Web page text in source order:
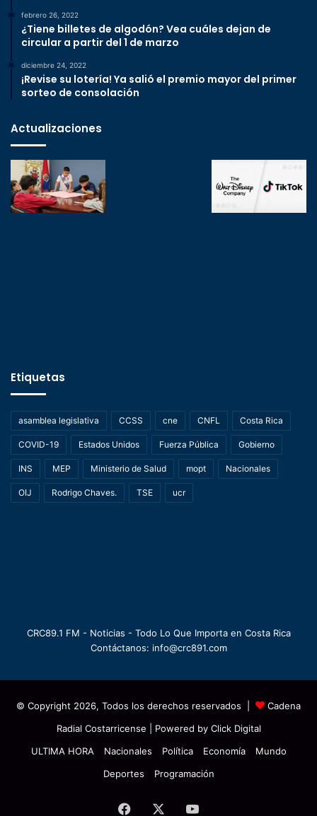
febrero 26, 2022
¿Tiene billetes de algodón? Vea cuáles dejan de
circular a partir del 1 de marzo
diciembre 24, 2022
¡Revise su lotería! Ya salió el premio mayor del primer
sorteo de consolación
Actualizaciones
Etiquetas
asamblea legislativa CCSS cne CNFL Costa Rica
COVID-19 Estados Unidos Fuerza Pública Gobierno
INS MEP Ministerio de Salud mopt Nacionales
OIJ Rodrigo Chaves. TSE ucr
CRC89.1 FM - Noticias - Todo Lo Que Importa en Costa Rica
Contáctanos: info@crc891.com
© Copyright 2026, Todos los derechos reservados |
Cadena
Radial Costarricense | Powered by Click Digital
ULTIMA HORA
Nacionales Política Economía
Mundo
Deportes
Programación
Facebook